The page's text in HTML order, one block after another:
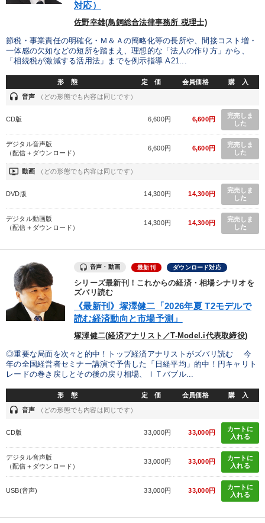
リーダーの器量を学ぶ
テーマ
成功哲学・人間学
2026年夏季全国経営者セミナー収録講演ＣＤ・講演ＤＶＤ・デジ
【1月】音声・映像
業種
製造業 卸売・小売・飲食業 建設・不動産業
IT・サービス・金融業 コンサルタント 専門家
キーワード
繁盛 会社数字を学ぶ 話し方 不動産 投資
※「更新」を押すと「テーマ」「キーワード」を更新いただけます。
ondemand_video 経営音声・動画を探す refresh 更新する
対応）
佐野幸雄(鳥飼総合法律事務所 税理士)
節税・事業責任の明確化・Ｍ＆Ａの簡略化等の長所や、間接コスト増・
一体感の欠如などの短所を踏まえ、理想的な「法人の作り方」から、
「相続税が激減する活用法」までを例示指導 A21...
形 態 定 価 会員価格 購 入
headset 音声 （どの形態でも内容は同じです）
CD版 6,600円 6,600円
完売しま
した
デジタル音声版
（配信＋ダウンロード）
6,600円 6,600円
完売しま
した
ondemand_video 動画 （どの形態でも内容は同じです）
DVD版 14,300円 14,300円
完売しま
した
デジタル動画版
（配信＋ダウンロード）
14,300円 14,300円
完売しま
した
音声・動画 最新刊 ダウンロード対応
シリーズ最新刊！これからの経済・相場シナリオを
ズバリ読む
《最新刊》塚澤健二「2026年夏 T2モデルで
読む経済動向と市場予測」
塚澤健二(経済アナリスト／T-Model.i代表取締役)
◎重要な局面を次々と的中！トップ経済アナリストがズバリ読む 今
年の全国経営者セミナー講演で予告した「日経平均」的中！円キャリト
レードの巻き戻しとその後の戻り相場、ＩＴバブル...
形 態 定 価 会員価格 購 入
headset 音声 （どの形態でも内容は同じです）
CD版 33,000円 33,000円
カートに
入れる
デジタル音声版
（配信＋ダウンロード）
33,000円 33,000円
カートに
入れる
USB(音声) 33,000円 33,000円
カートに
入れる